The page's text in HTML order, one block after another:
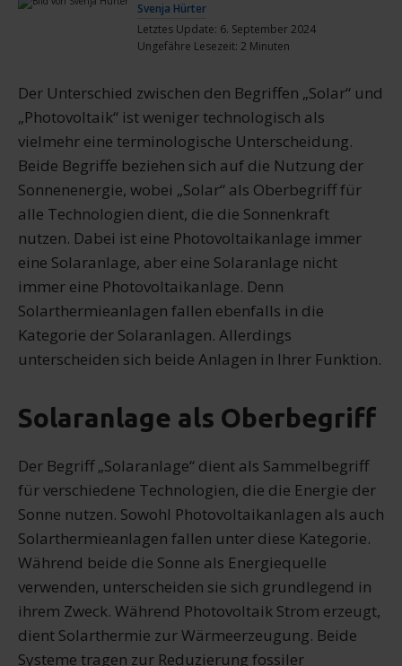
Svenja Hürter
Letztes Update: 6. September 2024
Ungefähre Lesezeit: 2 Minuten
Der Unterschied zwischen den Begriffen „Solar“ und
„Photovoltaik“ ist weniger technologisch als
vielmehr eine terminologische Unterscheidung.
Beide Begriffe beziehen sich auf die Nutzung der
Sonnenenergie, wobei „Solar“ als Oberbegriff für
alle Technologien dient, die die Sonnenkraft
nutzen. Dabei ist eine Photovoltaikanlage immer
eine Solaranlage, aber eine Solaranlage nicht
immer eine Photovoltaikanlage. Denn
Solarthermieanlagen fallen ebenfalls in die
Kategorie der Solaranlagen. Allerdings
unterscheiden sich beide Anlagen in Ihrer Funktion.
Solaranlage als Oberbegriff
Der Begriff „Solaranlage“ dient als Sammelbegriff
für verschiedene Technologien, die die Energie der
Sonne nutzen. Sowohl Photovoltaikanlagen als auch
Solarthermieanlagen fallen unter diese Kategorie.
Während beide die Sonne als Energiequelle
verwenden, unterscheiden sie sich grundlegend in
ihrem Zweck. Während Photovoltaik Strom erzeugt,
dient Solarthermie zur Wärmeerzeugung. Beide
Systeme tragen zur Reduzierung fossiler